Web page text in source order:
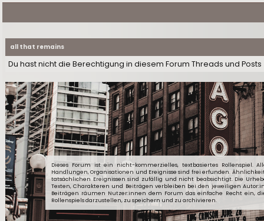
all that remains
Du hast nicht die Berechtigung in diesem Forum Threads und Posts
Dieses Forum ist ein nicht-kommerzielles, textbasiertes Rollenspiel.
Handlungen, Organisationen und Ereignisse sind frei erfunden.
tatsächlichen Ereignissen sind zufällig und nicht beabsichtigt. Die
Texten, Charakteren und Beiträgen verbleiben bei den jeweiligen
Beiträgen räumen Nutzer:innen dem Forum das einfache Recht ein,
Rollenspiels darzustellen, zu speichern und zu archivieren.